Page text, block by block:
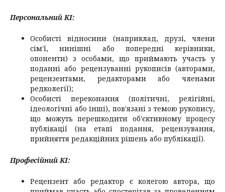
Персональний КІ:
Особисті відносини (наприклад, друзі, члени
сім'ї, нинішні або попередні керівники,
опоненти) з особами, що приймають участь у
поданні або рецензуванні рукописів (авторами,
рецензентами, редакторами або членами
редколегії);
Особисті переконання (політичні, релігійні,
ідеологічні або інші), пов'язані з темою рукопису,
що можуть перешкодити об'єктивному процесу
публікації (на етапі подання, рецензування,
прийняття редакційних рішень або публікації).
Професійний КІ:
Рецензент або редактор є колегою автора, що